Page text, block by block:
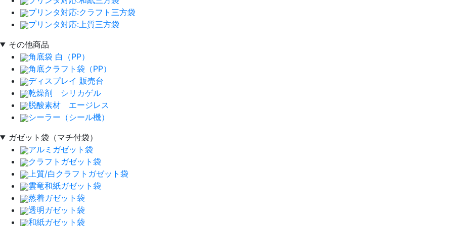
プリンタ対応:クラフト三方袋
プリンタ対応:上質三方袋
その他商品
角底袋 白（PP）
角底クラフト袋（PP）
ディスプレイ 販売台
乾燥剤 シリカゲル
脱酸素材 エージレス
シーラー（シール機）
ガゼット袋（マチ付袋）
アルミガゼット袋
クラフトガゼット袋
上質/白クラフトガゼット袋
雲竜和紙ガゼット袋
蒸着ガゼット袋
透明ガゼット袋
和紙ガゼット袋